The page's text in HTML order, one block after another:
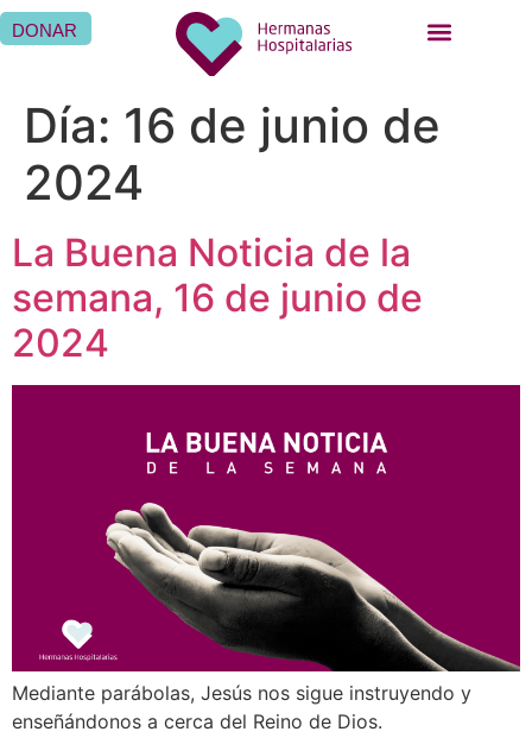
DONAR
Día: 16 de junio de
2024
La Buena Noticia de la
semana, 16 de junio de
2024
Mediante parábolas, Jesús nos sigue instruyendo y
enseñándonos a cerca del Reino de Dios.